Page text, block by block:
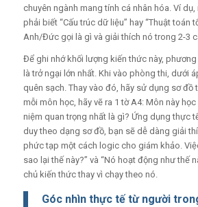
chuyên ngành mang tính cá nhân hóa. Ví dụ,
phải biết “Cấu trúc dữ liệu” hay “Thuật toán
Anh/Đức gọi là gì và giải thích nó trong 2-3
Để ghi nhớ khối lượng kiến thức này,
là trở ngại lớn nhất. Khi vào phòng thi, dưới
quên sạch. Thay vào đó, hãy sử dụng sơ đồ
mỗi môn học, hãy vẽ ra 1 tờ A4: Môn này
niệm quan trọng nhất là gì? Ứng dụng thực
duy theo dạng sơ đồ, bạn sẽ dễ dàng giải
phức tạp một cách logic cho giám khảo.
sao lại thế này?” và “Nó hoạt động như thế
chủ kiến thức thay vì chạy theo nó.
Góc nhìn thực tế từ người